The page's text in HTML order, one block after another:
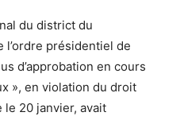
du district du
l’ordre présidentiel de
d’approbation en cours
», en violation du droit
20 janvier, avait